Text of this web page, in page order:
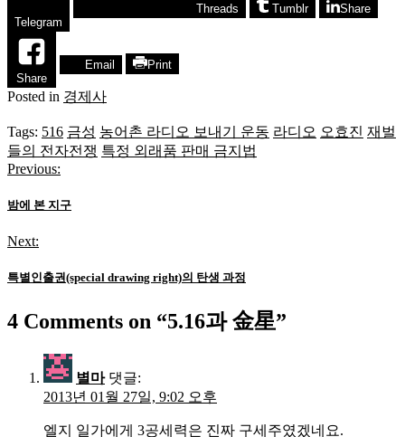
Telegram
Threads Tumblr Share
Share
Email Print
Posted in 경제사
Tags: 516 금성 농어촌 라디오 보내기 운동 라디오 오효진 재벌
들의 전자전쟁 특정 외래품 판매 금지법
글
탐
색
Previous:
밤에 본 지구
Next:
특별인출권(special drawing right)의 탄생 과정
4 Comments on “5.16과 金星”
별마 댓글:
2013년 01월 27일, 9:02 오후
엘지 일가에게 3공세력은 진짜 구세주였겠네요.